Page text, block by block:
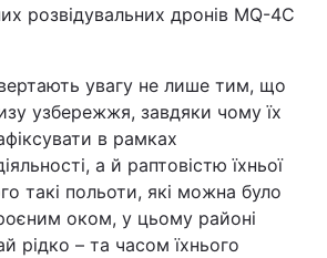
розвідувальних дронів MQ-4C
увагу не лише тим, що
узбережжя, завдяки чому їх
в рамках
а й раптовістю їхньої
такі польоти, які можна було
оком, у цьому районі
рідко – та часом їхнього